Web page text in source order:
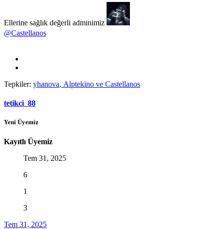
Ellerine sağlık değerli adminimiz
@Castellanos
Tepkiler: yhanova, Alptekino ve Castellanos
tetikci_88
Yeni Üyemiz
Kayıtlı Üyemiz
Tem 31, 2025
6
1
3
Tem 31, 2025